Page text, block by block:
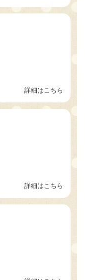
詳細はこちら
詳細はこちら